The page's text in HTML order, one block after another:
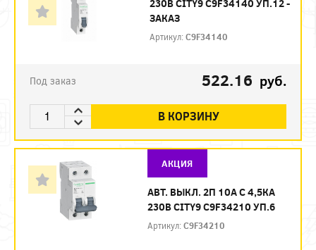
230В CITY9 C9F34140 УП.12 -
ЗАКАЗ
Артикул:C9F34140
Под заказ 522.16 руб.
В КОРЗИНУ
АКЦИЯ
АВТ. ВЫКЛ. 2П 10А С 4,5КА
230В CITY9 C9F34210 УП.6
Артикул:C9F34210